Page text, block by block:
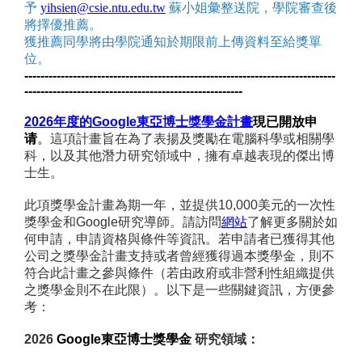
予 yihsien@csie.ntu.edu.tw 蘇小姐彙整送院，學院審查後
將擇優推薦。
獲推薦同學將由學院通知於期限前上傳資料至給獎單
位。
-----------------------------------------------------------------------------
------------------------------------------------------
2026年度的Google東亞博士獎學金計畫現已開放申
请。 這項計畫旨在為了表揚及獎勵在電腦科學或相關學
科，以及其他潛力研究領域中，擁有卓越表現的傑出博
士生。
此項獎學金計畫為期一年，並提供10,000美元的一次性
獎學金和Google研究導師。請訪問網站了解更多關於如
何申請，申請資格與條件等資訊。若申請者已獲得其他
公司之獎學金計畫支持或者曾經獲得過本獎學金，則不
符合此計畫之參與條件（若由政府或非營利性組織提供
之獎學金則不在此限）。以下是一些關鍵資訊，方便參
考：
2026 Google東亞博士獎學金 研究領域：